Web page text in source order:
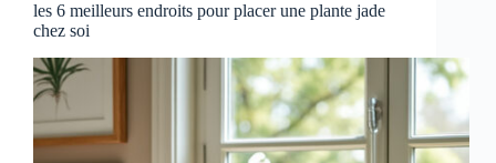
les 6 meilleurs endroits pour placer une plante jade
chez soi